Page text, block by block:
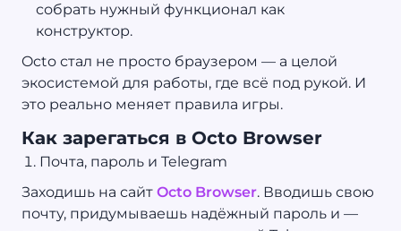
собрать нужный функционал как
конструктор.
Octo стал не просто браузером — а целой
экосистемой для работы, где всё под рукой. И
это реально меняет правила игры.
Как зарегаться в Octo Browser
Почта, пароль и Telegram
Заходишь на сайт Octo Browser. Вводишь свою
почту, придумываешь надёжный пароль и —